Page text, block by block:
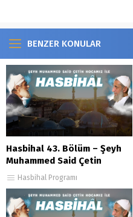
BENZER KONULAR
Hasbihal 43. Bölüm – Şeyh
Muhammed Said Çetin
Hasbihal Programı